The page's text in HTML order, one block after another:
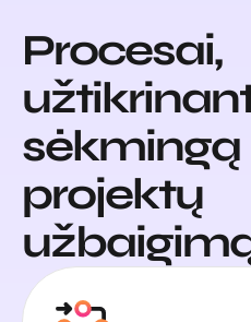
Procesai,
sėkmingą
projektų